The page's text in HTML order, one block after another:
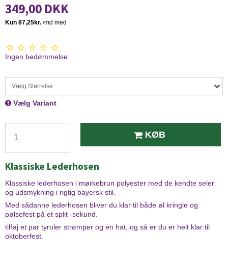
349,00 DKK
Ingen bedømmelse
Vælg Størrelse
Vælg Variant
KØB
Klassiske Lederhosen
Klassiske lederhosen i mørkebrun polyester med de kendte seler
og udsmykning i rigtig bayersk stil.
Med sådanne lederhosen bliver du klar til både øl kringle og
pølsefest på et split -sekund.
tilføj et par tyroler strømper og en hat, og så er du er helt klar til
oktoberfest.